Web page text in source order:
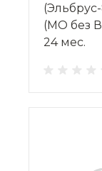
(Эльбрус-
(МО без
24 мес.